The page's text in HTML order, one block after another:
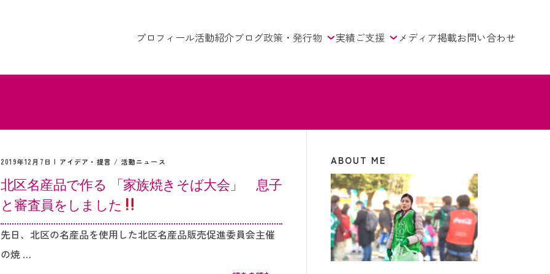
プロフィール活動紹介ブログ政策・発行物 実績ご支援 メディア掲載お問い合わせ
2019年12月7日 | アイデア・提言 / 活動ニュース
北区名産品で作る 「家族焼きそば大会」 息子
と審査員をしました
先日、北区の名産品を使用した北区名産品販売促進委員会主催
の焼 …
ABOUT ME